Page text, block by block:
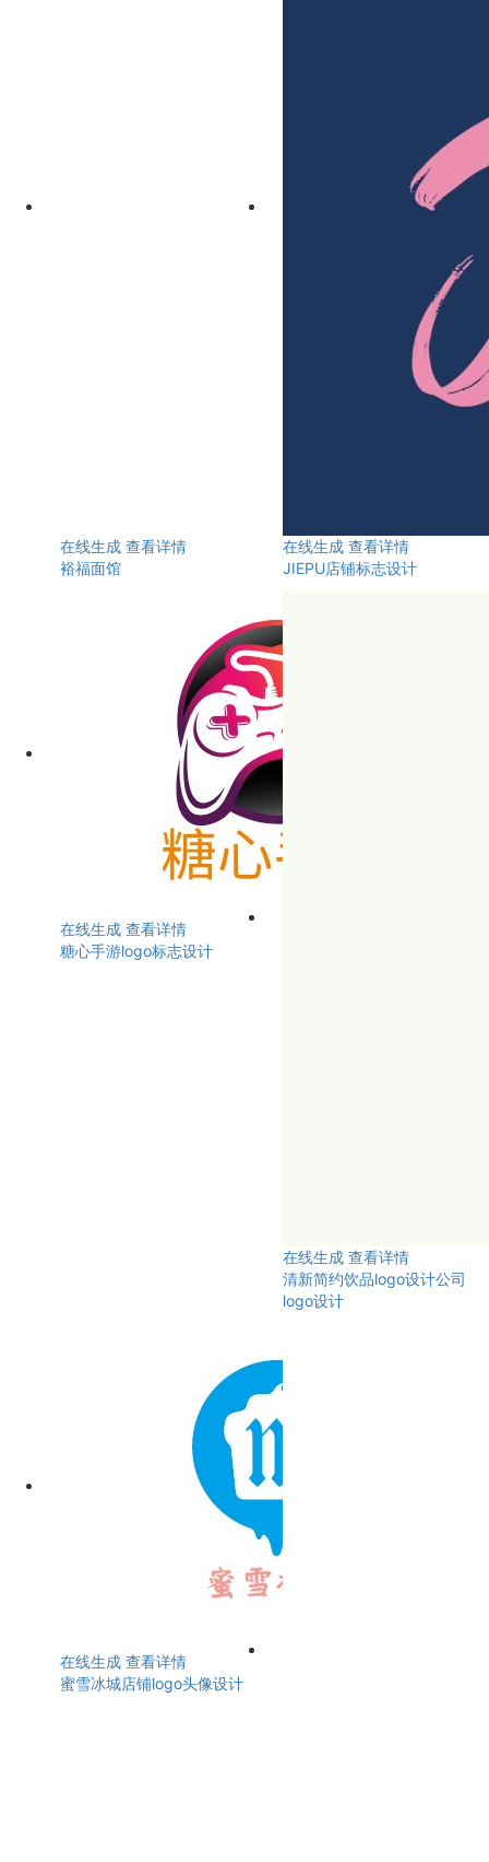
在线生成 查看详情
裕福面馆
在线生成 查看详情
JIEPU店铺标志设计
在线生成 查看详情
糖心手游logo标志设计
在线生成 查看详情
清新简约饮品logo设计公司
logo设计
在线生成 查看详情
蜜雪冰城店铺logo头像设计